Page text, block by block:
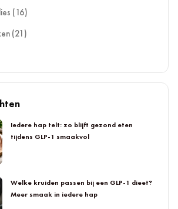
(16)
(21)
Iedere hap telt: zo blijft gezond eten
tijdens GLP-1 smaakvol
Welke kruiden passen bij een GLP-1 dieet?
Meer smaak in iedere hap